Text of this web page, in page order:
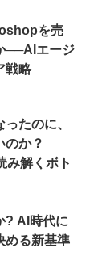
を売
──AIエージ
戦略
たのに、
のか？
み解くボト
? AI時代に
める新基準